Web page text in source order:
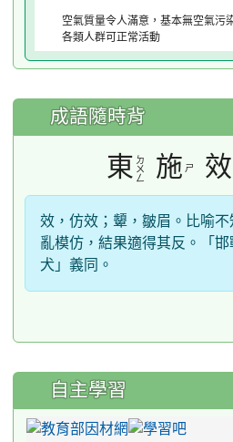
空氣質量令人滿意，基本無空氣污
各類人群可正常活動
成語隨時背
東 ㄉ
ㄨ
ㄥ
施 ㄕ 效
效，仿效；顰，皺眉。比喻
亂模仿，結果適得其反。「
犬」義同。
自主學習